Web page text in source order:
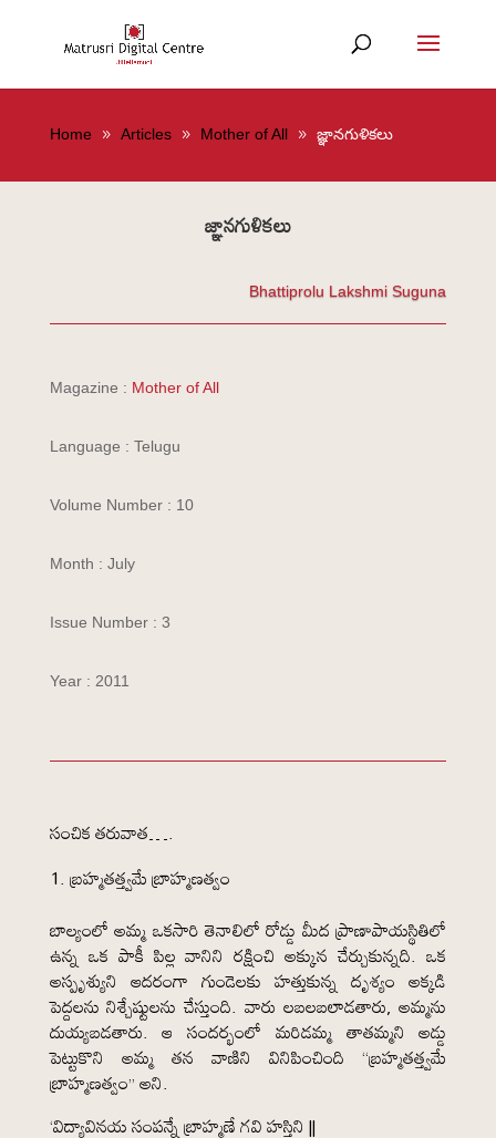
Home Articles Mother of All జ్ఞానగుళికలు
జ్ఞానగుళికలు
Bhattiprolu Lakshmi Suguna
Magazine : Mother of All
Language : Telugu
Volume Number : 10
Month : July
Issue Number : 3
Year : 2011
సంచిక తరువాత….
బ్రహ్మతత్త్వమే బ్రాహ్మణత్వం
బాల్యంలో అమ్మ ఒకసారి తెనాలిలో రోడ్డు మీద ప్రాణాపాయస్థితిలో
ఉన్న ఒక పాకీ పిల్ల వానిని రక్షించి అక్కున చేర్చుకున్నది. ఒక
అస్పృశ్యుని ఆదరంగా గుండెలకు హత్తుకున్న దృశ్యం అక్కడి
పెద్దలను నిశ్చేష్టులను చేస్తుంది. వారు లబలబలాడతారు, అమ్మను
దుయ్యబడతారు. ఆ సందర్భంలో మరిడమ్మ తాతమ్మని అడ్డు
పెట్టుకొని అమ్మ తన వాణిని వినిపించింది “బ్రహ్మతత్త్వమే
బ్రాహ్మణత్వం” అని.
‘విద్యావినయ సంపన్నే బ్రాహ్మణే గవి హస్తిని ||